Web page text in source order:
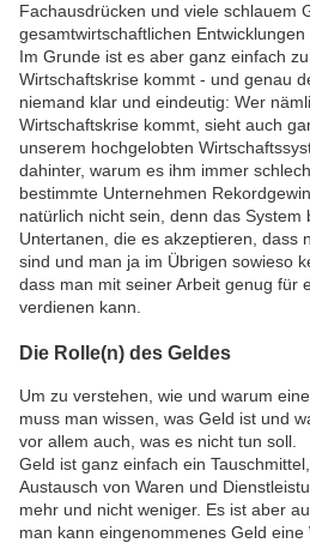
Fachausdrücken und viele schlauem
gesamtwirtschaftlichen Entwicklungen
Im Grunde ist es aber ganz einfach
Wirtschaftskrise kommt - und genau
niemand klar und eindeutig: Wer
Wirtschaftskrise kommt, sieht auch
unserem hochgelobten
dahinter, warum es ihm immer
bestimmte Unternehmen
natürlich nicht sein, denn das System
Untertanen, die es akzeptieren, dass
sind und man ja im Übrigen sowieso
dass man mit seiner Arbeit genug für
verdienen kann.
Die Rolle(n) des Geldes
Um zu verstehen, wie und warum
muss man wissen, was Geld ist und
vor allem auch, was es nicht tun soll.
Geld ist ganz einfach ein
Austausch von Waren und
mehr und nicht weniger. Es ist aber
man kann eingenommenes Geld